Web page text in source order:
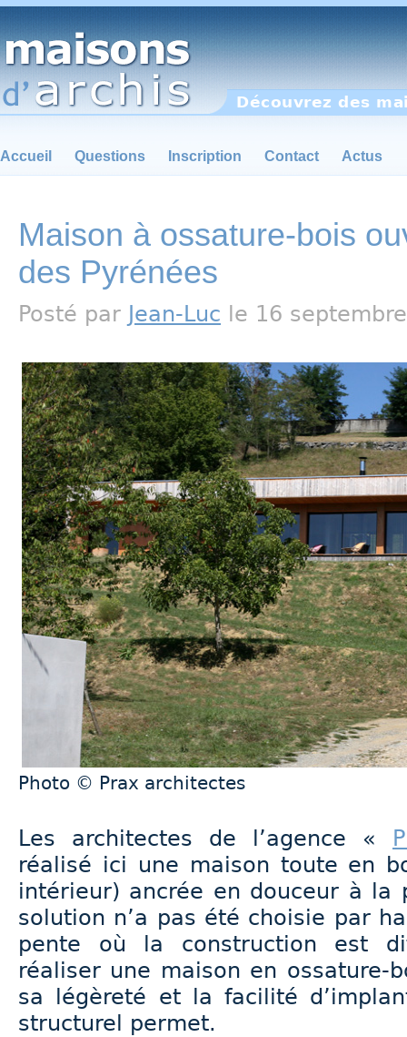
Découvrez des
Accueil Questions Inscription Contact Actus
Maison à ossature-bois
des Pyrénées
Posté par Jean-Luc le 16
Photo © Prax architectes
Les architectes de l’agence «
réalisé ici une maison toute en
intérieur) ancrée en douceur à la
solution n’a pas été choisie par
pente où la construction est
réaliser une maison en ossature-
sa légèreté et la facilité
structurel permet.